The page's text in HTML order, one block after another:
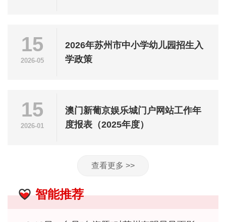
15
2026-05
2026年苏州市中小学幼儿园招生入
学政策
15
2026-01
澳门新葡京娱乐城门户网站工作年
度报表（2025年度）
查看更多 >>
智能推荐